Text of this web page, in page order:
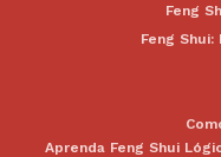
Feng
Feng
Aprenda Feng Shui